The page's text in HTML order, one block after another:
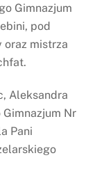
Gimnazjum
pod
oraz mistrza
Aleksandra
Nr
Pani